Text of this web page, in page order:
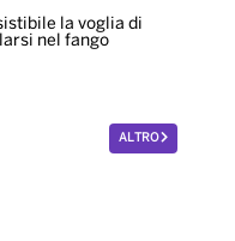
la voglia di
nel fango
ALTRO